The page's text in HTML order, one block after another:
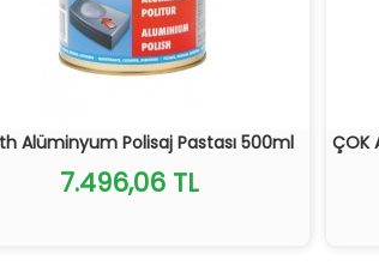
Alüminyum Polisaj Pastası 500ml
7.496,06 TL
ÇOK